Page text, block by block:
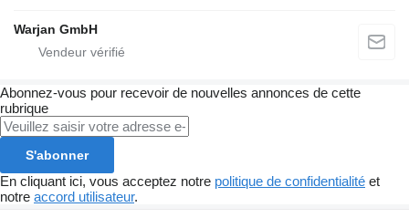
Warjan GmbH
Abonnez-vous pour recevoir de nouvelles annonces de cette
rubrique
S'abonner
En cliquant ici, vous acceptez notre politique de confidentialité et
notre accord utilisateur.